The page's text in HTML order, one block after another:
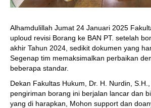
Alhamdulillah Jumat 24 Januari 2025
uploud revisi Borang ke BAN PT. setelah
akhir Tahun 2024, sedikit dokumen yang
Segenap tim memaksimalkan perbaikan
beberapa standar.
Dekan Fakultas Hukum, Dr. H. Nurdin,
pengiriman borang ini berjalan lancar dan
yang di harapkan, Mohon support dan